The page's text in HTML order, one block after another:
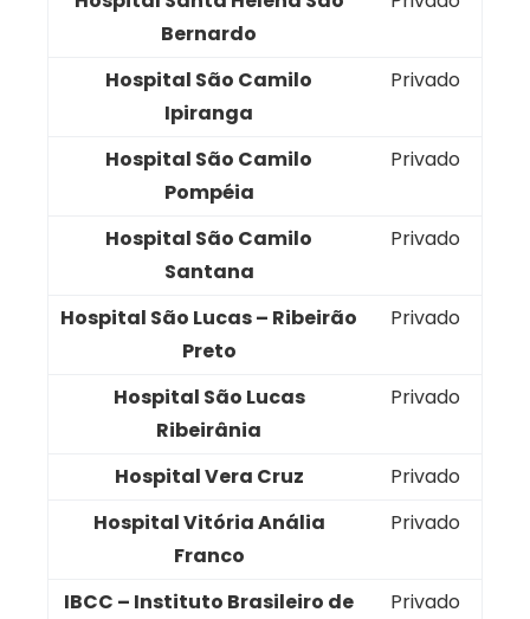
Bernardo
Hospital São Camilo
Ipiranga
Privado
Hospital São Camilo
Pompéia
Privado
Hospital São Camilo
Santana
Privado
Hospital São Lucas – Ribeirão
Preto
Privado
Hospital São Lucas
Ribeirânia
Privado
Hospital Vera Cruz
Privado
Hospital Vitória Anália
Franco
Privado
IBCC – Instituto Brasileiro de
Privado